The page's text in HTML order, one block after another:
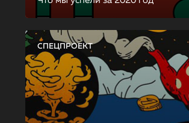
СПЕЦПРОЕКТ